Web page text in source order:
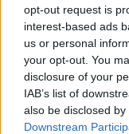
opt-out request is
interest-based ads
us or personal
your opt-out. You
disclosure of your
IAB’s list of
also be disclosed
Downstream